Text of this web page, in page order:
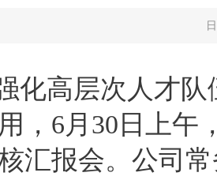
化高层次人才
，6月30日上午
汇报会。公司